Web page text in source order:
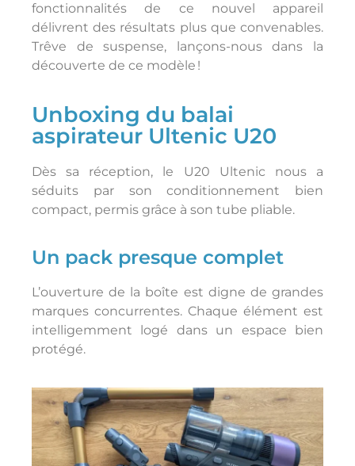
fonctionnalités de ce nouvel appareil
délivrent des résultats plus que convenables.
Trêve de suspense, lançons-nous dans la
découverte de ce modèle !
Unboxing du balai
aspirateur Ultenic U20
Dès sa réception, le U20 Ultenic nous a
séduits par son conditionnement bien
compact, permis grâce à son tube pliable.
Un pack presque complet
L’ouverture de la boîte est digne de grandes
marques concurrentes. Chaque élément est
intelligemment logé dans un espace bien
protégé.